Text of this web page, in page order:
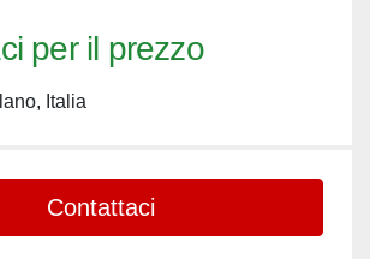
per il prezzo
Italia
Contattaci